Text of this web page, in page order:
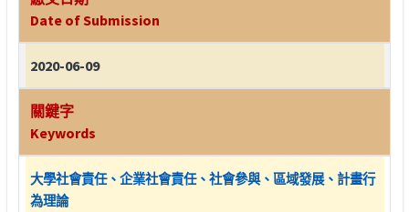
Date of Submission
2020-06-09
關鍵字
Keywords
大學社會責任、企業社會責任、社會參與、區域發展、計畫行
為理論